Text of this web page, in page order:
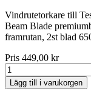
Vindrutetorkare till
Beam Blade
framrutan, 2st blad
Pris 449,00 kr
Lägg till i varukorgen